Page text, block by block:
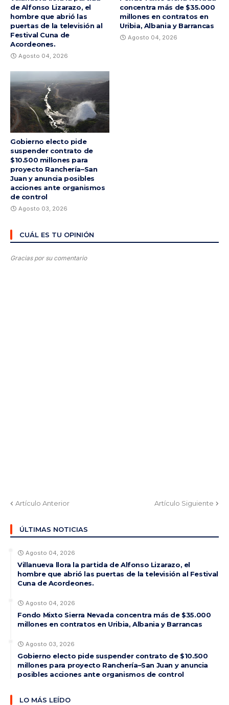
de Alfonso Lizarazo, el
hombre que abrió las
puertas de la televisión al
Festival Cuna de
Acordeones.
Agosto 04, 2026
concentra más de $35.000
millones en contratos en
Uribia, Albania y Barrancas
Agosto 04, 2026
Gobierno electo pide
suspender contrato de
$10.500 millones para
proyecto Ranchería–San
Juan y anuncia posibles
acciones ante organismos
de control
Agosto 03, 2026
CUÁL ES TU OPINIÓN
Gracias por su comentario
Artículo Anterior Artículo Siguiente
ÚLTIMAS NOTICIAS
Agosto 04, 2026
Villanueva llora la partida de Alfonso Lizarazo, el
hombre que abrió las puertas de la televisión al Festival
Cuna de Acordeones.
Agosto 04, 2026
Fondo Mixto Sierra Nevada concentra más de $35.000
millones en contratos en Uribia, Albania y Barrancas
Agosto 03, 2026
Gobierno electo pide suspender contrato de $10.500
millones para proyecto Ranchería–San Juan y anuncia
posibles acciones ante organismos de control
LO MÁS LEÍDO